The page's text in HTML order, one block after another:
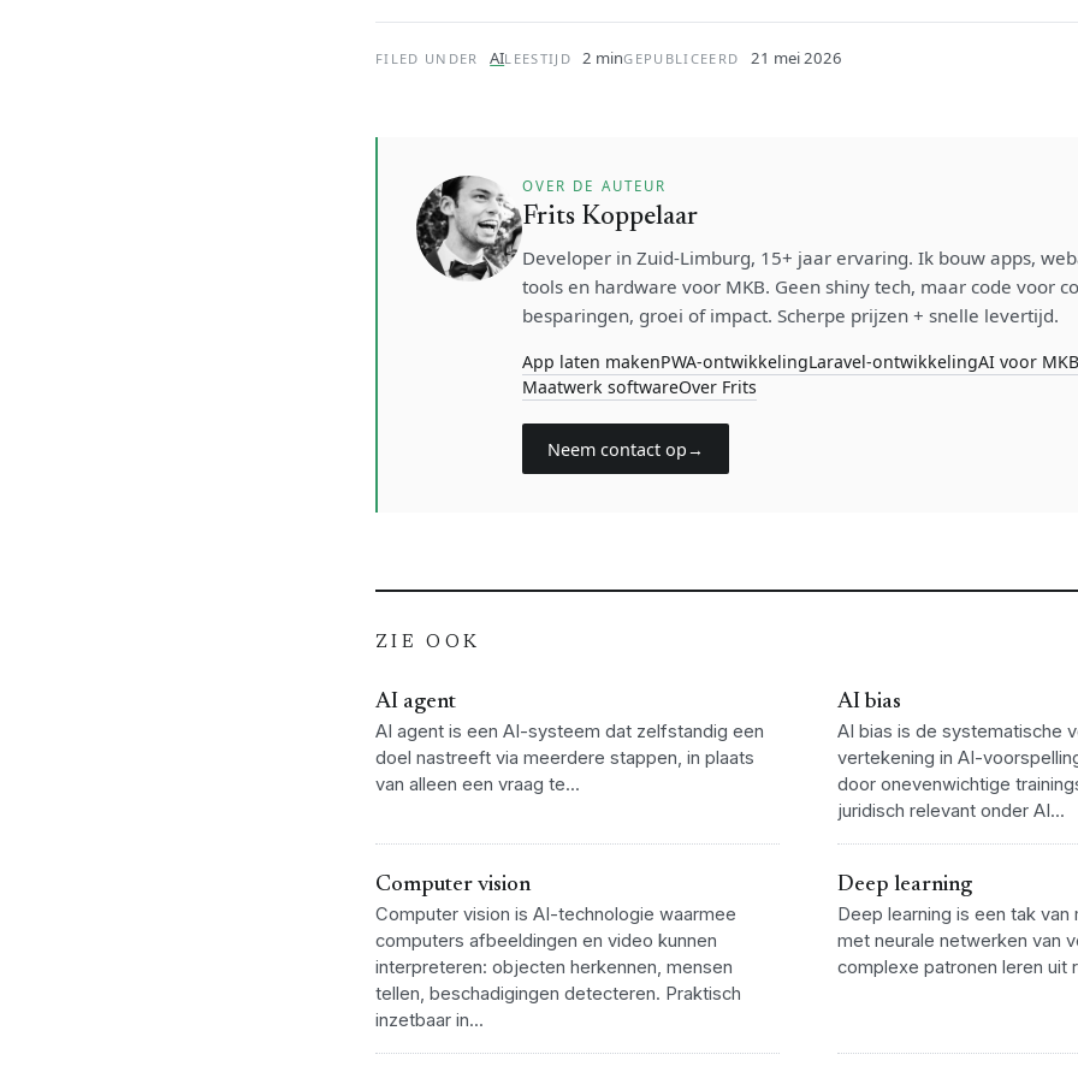
FILED UNDER AILEESTIJD 2 minGEPUBLICEERD 21 mei 2026
OVER DE AUTEUR
Frits Koppelaar
Developer in Zuid-Limburg, 15+ jaar ervaring. Ik bouw apps,
tools en hardware voor MKB. Geen shiny tech, maar code voor
besparingen, groei of impact. Scherpe prijzen + snelle levertijd.
App laten makenPWA-ontwikkelingLaravel-ontwikkelingAI voor MKB
Maatwerk softwareOver Frits
Neem contact op→
ZIE OOK
AI agent
AI agent is een AI-systeem dat zelfstandig een
doel nastreeft via meerdere stappen, in plaats
van alleen een vraag te...
AI bias
AI bias is de systematische
vertekening in AI-
door onevenwichtige
juridisch relevant onder AI...
Computer vision
Computer vision is AI-technologie waarmee
computers afbeeldingen en video kunnen
interpreteren: objecten herkennen, mensen
tellen, beschadigingen detecteren. Praktisch
inzetbaar in...
Deep learning
Deep learning is een tak van
met neurale netwerken van
complexe patronen leren uit